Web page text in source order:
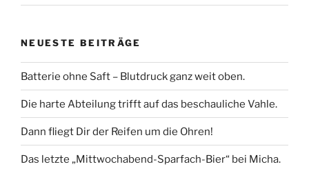
NEUESTE BEITRÄGE
Batterie ohne Saft – Blutdruck ganz weit oben.
Die harte Abteilung trifft auf das beschauliche Vahle.
Dann fliegt Dir der Reifen um die Ohren!
Das letzte „Mittwochabend-Sparfach-Bier“ bei Micha.